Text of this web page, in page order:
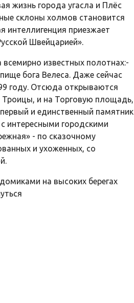
жизнь города угасла и Плёс
склоны холмов становится
интеллигенция приезжает
Швейцарией».
известных полотнах:-
бога Велеса. Даже сейчас
году. Отсюда открываются
и на Торговую площадь,
и единственный памятник
интересными городскими
- по сказочному
и ухоженных, со
на высоких берегах